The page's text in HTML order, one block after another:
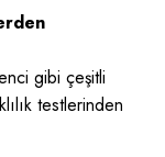
gibi çeşitli
testlerinden